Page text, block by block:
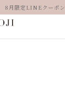
8月限定LINEクーポン